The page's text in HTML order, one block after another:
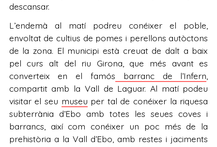
descansar.
L’endemà al matí podreu conéixer el poble,
envoltat de cultius de pomes i perellons autòctons
de la zona. El municipi està creuat de dalt a baix
pel curs alt del riu Girona, que més avant es
converteix en el famós barranc de l’Infern
compartit amb la Vall de Laguar. Al matí podeu
visitar el seu museu per tal de conéixer la riquesa
subterrània d’Ebo amb totes les seues coves i
barrancs, així com conéixer un poc més de la
prehistòria a la Vall d’Ebo, amb restes i jaciments